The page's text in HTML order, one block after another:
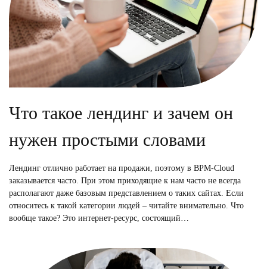
Что такое лендинг и зачем он
нужен простыми словами
Лендинг отлично работает на продажи, поэтому в BPM-Cloud
заказывается часто. При этом приходящие к нам часто не всегда
располагают даже базовым представлением о таких сайтах. Если
относитесь к такой категории людей – читайте внимательно. Что
вообще такое? Это интернет-ресурс, состоящий…